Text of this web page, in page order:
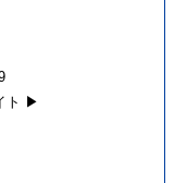
ト ▶